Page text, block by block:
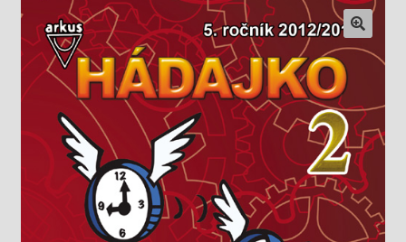
Predplatné
Pripravujeme
Pre školy
Knižný klub